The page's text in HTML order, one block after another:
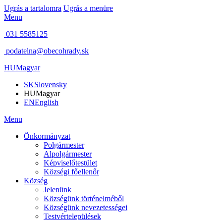
Ugrás a tartalomra Ugrás a menüre
Menu
031 5585125
podatelna@obecohrady.sk
HUMagyar
SKSlovensky
HUMagyar
ENEnglish
Menu
Önkormányzat
Polgármester
Alpolgármester
Képviselőtestület
Községi főellenőr
Község
Jelenünk
Községünk történelméből
Községünk nevezetességei
Testvértelepülések